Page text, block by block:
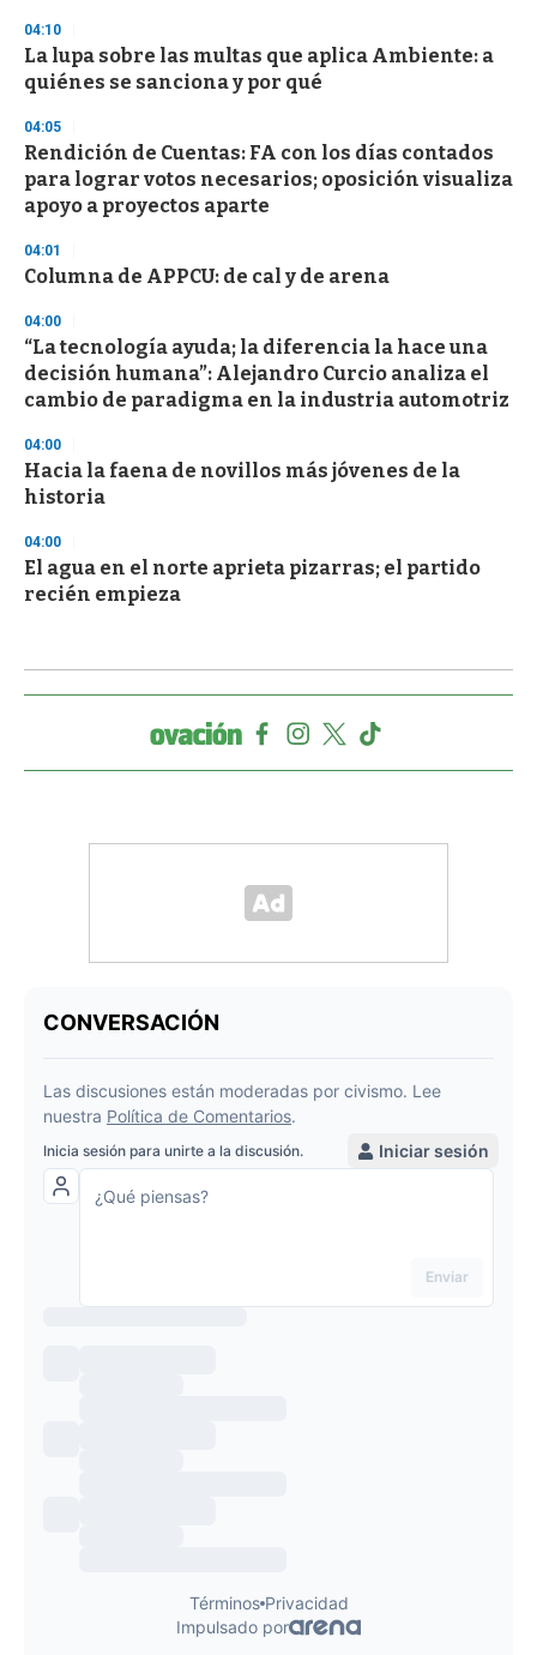
d
s
04:10
La lupa sobre las multas que aplica Ambiente: a
quiénes se sanciona y por qué
04:05
Rendición de Cuentas: FA con los días contados
para lograr votos necesarios; oposición visualiza
apoyo a proyectos aparte
04:01
Columna de APPCU: de cal y de arena
04:00
“La tecnología ayuda; la diferencia la hace una
decisión humana”: Alejandro Curcio analiza el
cambio de paradigma en la industria automotriz
04:00
Hacia la faena de novillos más jóvenes de la
historia
04:00
El agua en el norte aprieta pizarras; el partido
recién empieza